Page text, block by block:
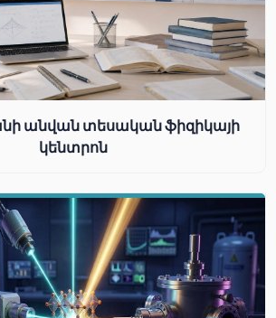
անվան տեսական ֆիզիկայի
կենտրոն